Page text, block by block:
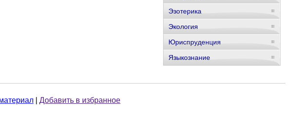
Эзотерика
Экология
Юриспруденция
Языкознание
Добавить в избранное